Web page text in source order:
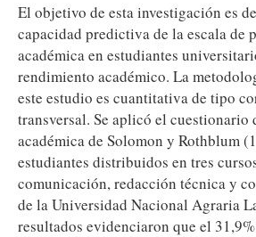
El objetivo de esta investigación es
capacidad predictiva de la escala de
académica en estudiantes
rendimiento académico. La
este estudio es cuantitativa de tipo
transversal. Se aplicó el cuestionario
académica de Solomon y Rothblum
estudiantes distribuidos en tres
comunicación, redacción técnica y
de la Universidad Nacional Agraria
resultados evidenciaron que el